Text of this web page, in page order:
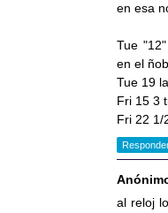
en esa
Tue
en el
Tue 19
Fri 15 3
Fri 22 1/
al reloj